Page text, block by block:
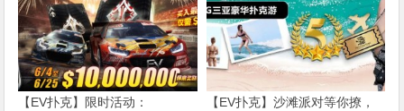
【EV扑克】限时活动：
【EV扑克】沙滩派对等你撩，